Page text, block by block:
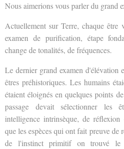
Nous aimerions vous parler du grand
Actuellement sur Terre, chaque être
examen de purification, étape
change de tonalités, de fréquences.
Le dernier grand examen d'élévation
êtres préhistoriques. Les humains
étaient éloignés en quelques points
passage devait sélectionner les
intelligence intrinsèque, de
que les espèces qui ont fait preuve
de l'instinct primitif on trouvé le